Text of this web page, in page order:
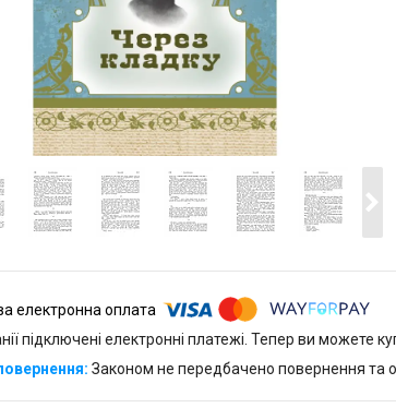
підключені електронні платежі. Тепер ви можете
Законом не передбачено повернення та